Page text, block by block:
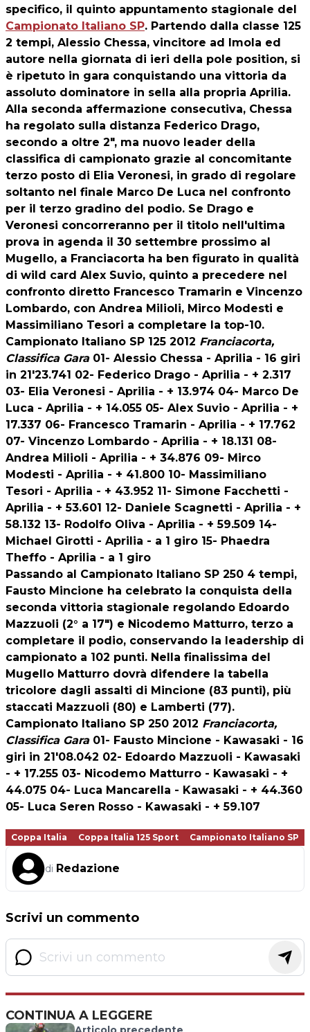
specifico, il quinto appuntamento stagionale del
Campionato Italiano SP. Partendo dalla classe 125
2 tempi, Alessio Chessa, vincitore ad Imola ed
autore nella giornata di ieri della pole position, si
è ripetuto in gara conquistando una vittoria da
assoluto dominatore in sella alla propria Aprilia.
Alla seconda affermazione consecutiva, Chessa
ha regolato sulla distanza Federico Drago,
secondo a oltre 2", ma nuovo leader della
classifica di campionato grazie al concomitante
terzo posto di Elia Veronesi, in grado di regolare
soltanto nel finale Marco De Luca nel confronto
per il terzo gradino del podio. Se Drago e
Veronesi concorreranno per il titolo nell'ultima
prova in agenda il 30 settembre prossimo al
Mugello, a Franciacorta ha ben figurato in qualità
di wild card Alex Suvio, quinto a precedere nel
confronto diretto Francesco Tramarin e Vincenzo
Lombardo, con Andrea Milioli, Mirco Modesti e
Massimiliano Tesori a completare la top-10.
Campionato Italiano SP 125 2012 Franciacorta,
Classifica Gara01- Alessio Chessa - Aprilia - 16 giri
in 21'23.741 02- Federico Drago - Aprilia - + 2.317
03- Elia Veronesi - Aprilia - + 13.974 04- Marco De
Luca - Aprilia - + 14.055 05- Alex Suvio - Aprilia - +
17.337 06- Francesco Tramarin - Aprilia - + 17.762
07- Vincenzo Lombardo - Aprilia - + 18.131 08-
Andrea Milioli - Aprilia - + 34.876 09- Mirco
Modesti - Aprilia - + 41.800 10- Massimiliano
Tesori - Aprilia - + 43.952 11- Simone Facchetti -
Aprilia - + 53.601 12- Daniele Scagnetti - Aprilia - +
58.132 13- Rodolfo Oliva - Aprilia - + 59.509 14-
Michael Girotti - Aprilia - a 1 giro 15- Phaedra
Theffo - Aprilia - a 1 giro
Passando al Campionato Italiano SP 250 4 tempi,
Fausto Mincione ha celebrato la conquista della
seconda vittoria stagionale regolando Edoardo
Mazzuoli (2° a 17") e Nicodemo Matturro, terzo a
completare il podio, conservando la leadership di
campionato a 102 punti. Nella finalissima del
Mugello Matturro dovrà difendere la tabella
tricolore dagli assalti di Mincione (83 punti), più
staccati Mazzuoli (80) e Lamberti (77).
Campionato Italiano SP 250 2012 Franciacorta,
Classifica Gara01- Fausto Mincione - Kawasaki - 16
giri in 21'08.042 02- Edoardo Mazzuoli - Kawasaki
- + 17.255 03- Nicodemo Matturro - Kawasaki - +
44.075 04- Luca Mancarella - Kawasaki - + 44.360
05- Luca Seren Rosso - Kawasaki - + 59.107
Coppa Italia Coppa Italia 125 Sport Campionato Italiano SP
di Redazione
Scrivi un commento
CONTINUA A LEGGERE